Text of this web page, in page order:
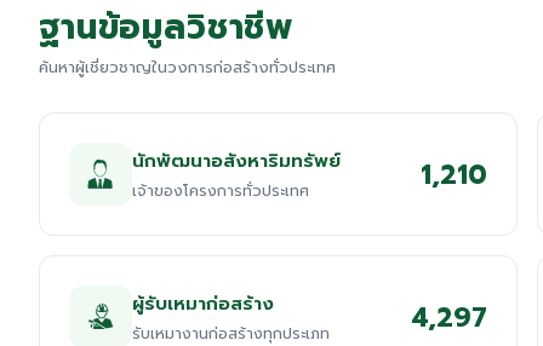
ฐานข้อมูลวิชาชีพ
ค้นหาผู้เชี่ยวชาญในวงการก่อสร้างทั่วประเทศ
นักพัฒนาอสังหาริมทรัพย์
เจ้าของโครงการทั่วประเทศ 1,210
ผู้รับเหมาก่อสร้าง
รับเหมางานก่อสร้างทุกประเภท 4,297